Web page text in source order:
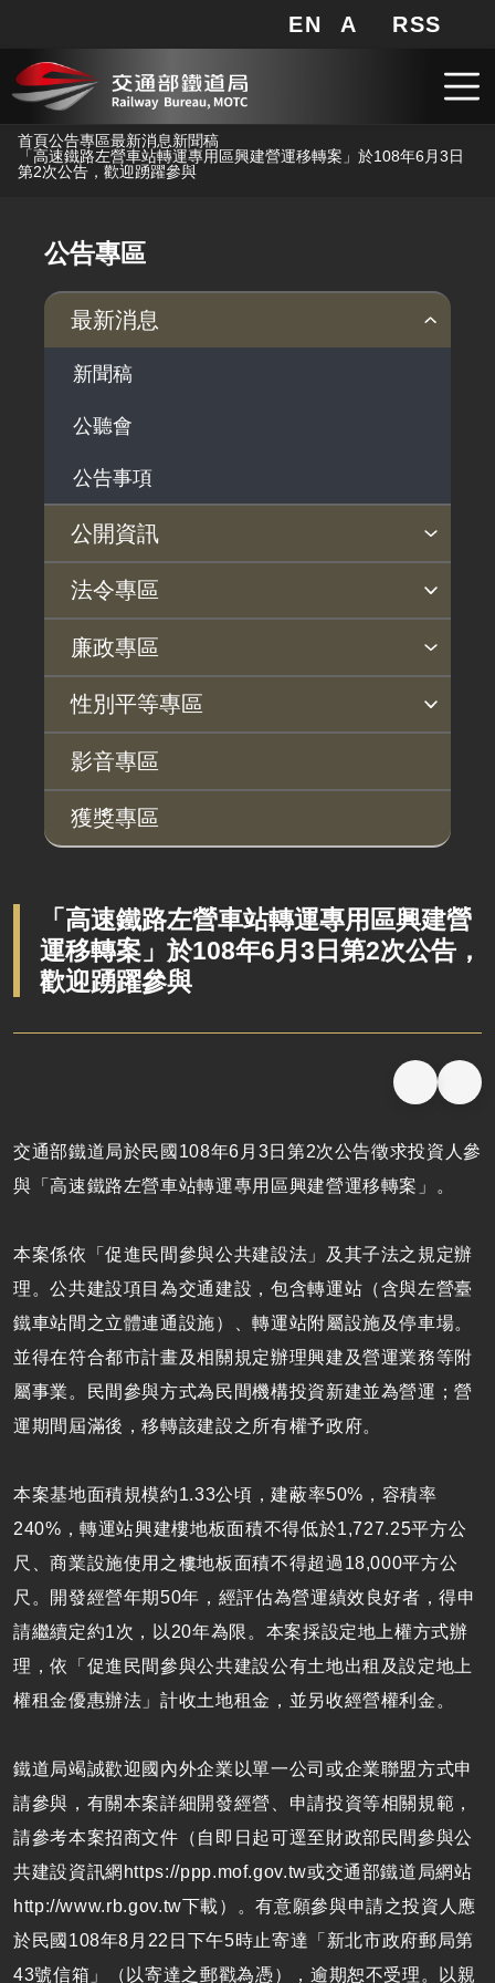
跳到主要內容
網站地圖
EN A 局長信箱
RSS
首頁公告專區最新消息新聞稿
「高速鐵路左營車站轉運專用區興建營運移轉案」於108年6月3日
第2次公告，歡迎踴躍參與
公告專區
最新消息
新聞稿
公聽會
公告事項
公開資訊
主動公開政府資訊專區
法律及法規命令
解釋性規定及裁量基準
政府機關資訊
行政指導有關文書
施政計畫、業務統計及研究報告
支付或接受之補助
政策宣導廣告支出
個人資料保護專區
Open Data專區
出版品專區
雙語詞彙專區
生態檢核專區
用地取得行政透明專區
用地公告
用地法規
徵收案件資訊
臺鐵局撥入資產債務基金專區
法令專區
法令查詢
解釋性規定及裁量基準
法令英譯徵集意見專區
訴願文件下載
相關實務判解
相關網站資源
廉政專區
揭弊者保護專區
廉政訊息
利益衝突迴避園地
公務員廉政倫理規範
公職人員財產申報園地
廉政檢舉管道
桃地計畫廉政平臺專網
桃地計畫
廉政平臺
啟動儀式及交流座談會
定期聯繫會議
廉政體系
性別平等專區
性別平等工作小組
宣傳事項
性別平等推動計畫
性別平等統計分析
性別平等影響評估
性騷擾防治
相關網站
影音專區
獲獎專區
「高速鐵路左營車站轉運專用區興建營
運移轉案」於108年6月3日第2次公告，
歡迎踴躍參與
交通部鐵道局於民國108年6月3日第2次公告徵求投資人參
與「高速鐵路左營車站轉運專用區興建營運移轉案」。
本案係依「促進民間參與公共建設法」及其子法之規定辦
理。公共建設項目為交通建設，包含轉運站（含與左營臺
鐵車站間之立體連通設施）、轉運站附屬設施及停車場。
並得在符合都市計畫及相關規定辦理興建及營運業務等附
屬事業。民間參與方式為民間機構投資新建並為營運；營
運期間屆滿後，移轉該建設之所有權予政府。
本案基地面積規模約1.33公頃，建蔽率50%，容積率
240%，轉運站興建樓地板面積不得低於1,727.25平方公
尺、商業設施使用之樓地板面積不得超過18,000平方公
尺。開發經營年期50年，經評估為營運績效良好者，得申
請繼續定約1次，以20年為限。本案採設定地上權方式辦
理，依「促進民間參與公共建設公有土地出租及設定地上
權租金優惠辦法」計收土地租金，並另收經營權利金。
鐵道局竭誠歡迎國內外企業以單一公司或企業聯盟方式申
請參與，有關本案詳細開發經營、申請投資等相關規範，
請參考本案招商文件（自即日起可逕至財政部民間參與公
共建設資訊網https://ppp.mof.gov.tw或交通部鐵道局網站
http://www.rb.gov.tw下載）。有意願參與申請之投資人應
於民國108年8月22日下午5時止寄達「新北市政府郵局第
43號信箱」（以寄達之郵戳為憑），逾期恕不受理。以親